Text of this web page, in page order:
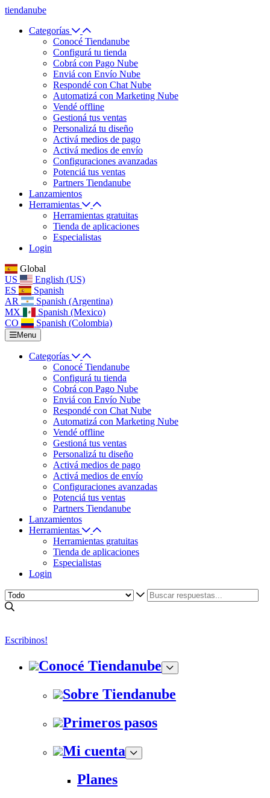
tiendanube
Categorías
Conocé Tiendanube
Configurá tu tienda
Cobrá con Pago Nube
Enviá con Envío Nube
Respondé con Chat Nube
Automatizá con Marketing Nube
Vendé offline
Gestioná tus ventas
Personalizá tu diseño
Activá medios de pago
Activá medios de envío
Configuraciones avanzadas
Potenciá tus ventas
Partners Tiendanube
Lanzamientos
Herramientas
Herramientas gratuitas
Tienda de aplicaciones
Especialistas
Login
Global
US
English (US)
ES
Spanish
AR
Spanish (Argentina)
MX
Spanish (Mexico)
CO
Spanish (Colombia)
Menu
Categorías
Conocé Tiendanube
Configurá tu tienda
Cobrá con Pago Nube
Enviá con Envío Nube
Respondé con Chat Nube
Automatizá con Marketing Nube
Vendé offline
Gestioná tus ventas
Personalizá tu diseño
Activá medios de pago
Activá medios de envío
Configuraciones avanzadas
Potenciá tus ventas
Partners Tiendanube
Lanzamientos
Herramientas
Herramientas gratuitas
Tienda de aplicaciones
Especialistas
Login
Escribinos!
Conocé Tiendanube
Sobre Tiendanube
Primeros pasos
Mi cuenta
Planes